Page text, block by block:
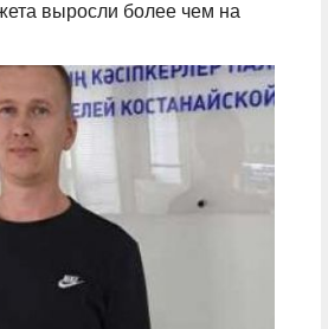
выросли более чем на